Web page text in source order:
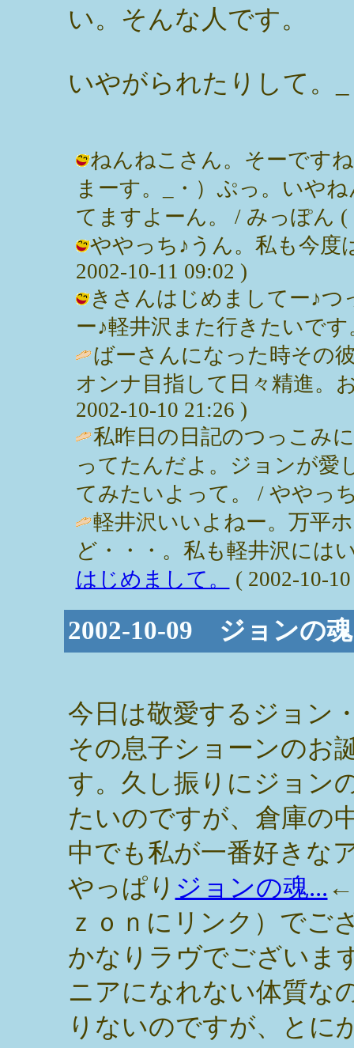
い。そんな人です。
いやがられたりして。
ねんねこさん。そーです
まーす。_・）ぷっ。いや
てますよーん。 / みっぽん (
ややっち♪うん。私も今度
2002-10-11 09:02 )
きさんはじめましてー♪つ
ー♪軽井沢また行きたいです
ばーさんになった時その
オンナ目指して日々精進。
2002-10-10 21:26 )
私昨日の日記のつっこみ
ってたんだよ。ジョンが愛
てみたいよって。 / ややっ
軽井沢いいよねー。万平
ど・・・。私も軽井沢には
はじめまして。
( 2002-10-
2002-10-09 ジョンの
今日は敬愛するジョン
その息子ショーンのお
す。久し振りにジョン
たいのですが、倉庫の
中でも私が一番好きな
やっぱり ジョンの魂... ←
ｚｏｎにリンク）でご
かなりラヴでございま
ニアになれない体質な
りないのですが、とに